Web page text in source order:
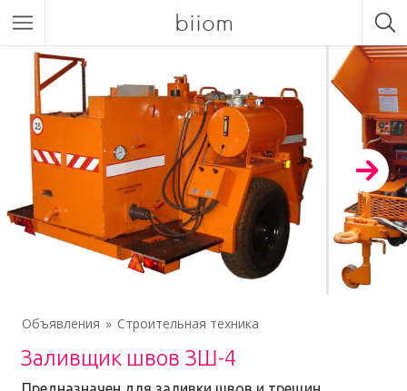
biiom
Объявления Строительная техника
Заливщик швов ЗШ-4